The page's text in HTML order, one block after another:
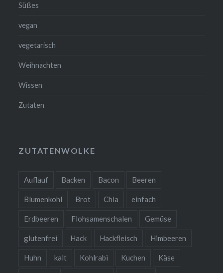
Süßes
vegan
vegetarisch
Weihnachten
Wissen
Zutaten
ZUTATENWOLKE
Auflauf Backen Bacon Beeren
Blumenkohl Brot Chia einfach
Erdbeeren Flohsamenschalen Gemüse
glutenfrei Hack Hackfleisch Himbeeren
Huhn kalt Kohlrabi Kuchen Käse